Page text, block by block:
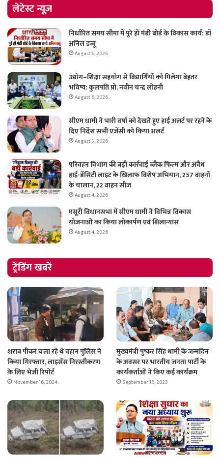
लेटेस्ट न्यूज़
निर्धारित समय सीमा में पूरे हों मंडी बोर्ड के विकास कार्य: डॉ
अनिल डब्बू
August 6, 2026
उद्योग–शिक्षा सहयोग से विद्यार्थियों को मिलेगा बेहतर
भविष्य: कुलपति प्रो. नवीन चन्द्र लोहनी
August 6, 2026
सीएम धामी ने भारी वर्षा को देखते हुए हाई अलर्ट पर रहने के
दिए निर्देश सभी एजेंसी को किया अलर्ट
August 5, 2026
परिवहन विभाग की बड़ी कार्रवाई ब्लैक फिल्म और अवैध
हाई-डेंसिटी लाइट के खिलाफ विशेष अभियान, 257 वाहनों
के चालान, 22 वाहन सीज
August 4, 2026
मसूरी विधानसभा में सीएम धामी ने विभिन्न विकास
योजनाओं का किया लोकार्पण एवं शिलान्यास
August 4, 2026
ट्रेंडिंग खबरें
शराब पीकर चला रहे थे वहान पुलिस ने
किया गिरफ्तार, लाइसेंस निरस्तीकरण
के लिए भेजी रिपोर्ट
November 16, 2024
मुख्यमंत्री पुष्कर सिंह धामी के जन्मदिन
के अवसर पर भारतीय जनता पार्टी के
कार्यकर्ताओं ने किए कई कार्यक्रम
September 16, 2023